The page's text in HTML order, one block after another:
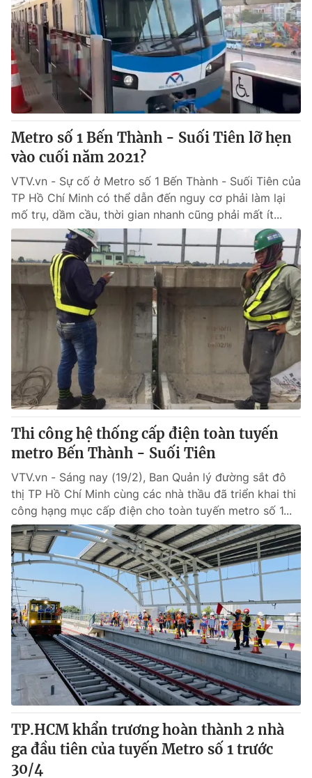
Metro số 1 Bến Thành - Suối Tiên lỡ hẹn
vào cuối năm 2021?
VTV.vn - Sự cố ở Metro số 1 Bến Thành - Suối Tiên của
TP Hồ Chí Minh có thể dẫn đến nguy cơ phải làm lại
mố trụ, dầm cầu, thời gian nhanh cũng phải mất ít...
Thi công hệ thống cấp điện toàn tuyến
metro Bến Thành - Suối Tiên
VTV.vn - Sáng nay (19/2), Ban Quản lý đường sắt đô
thị TP Hồ Chí Minh cùng các nhà thầu đã triển khai thi
công hạng mục cấp điện cho toàn tuyến metro số 1...
TP.HCM khẩn trương hoàn thành 2 nhà
ga đầu tiên của tuyến Metro số 1 trước
30/4